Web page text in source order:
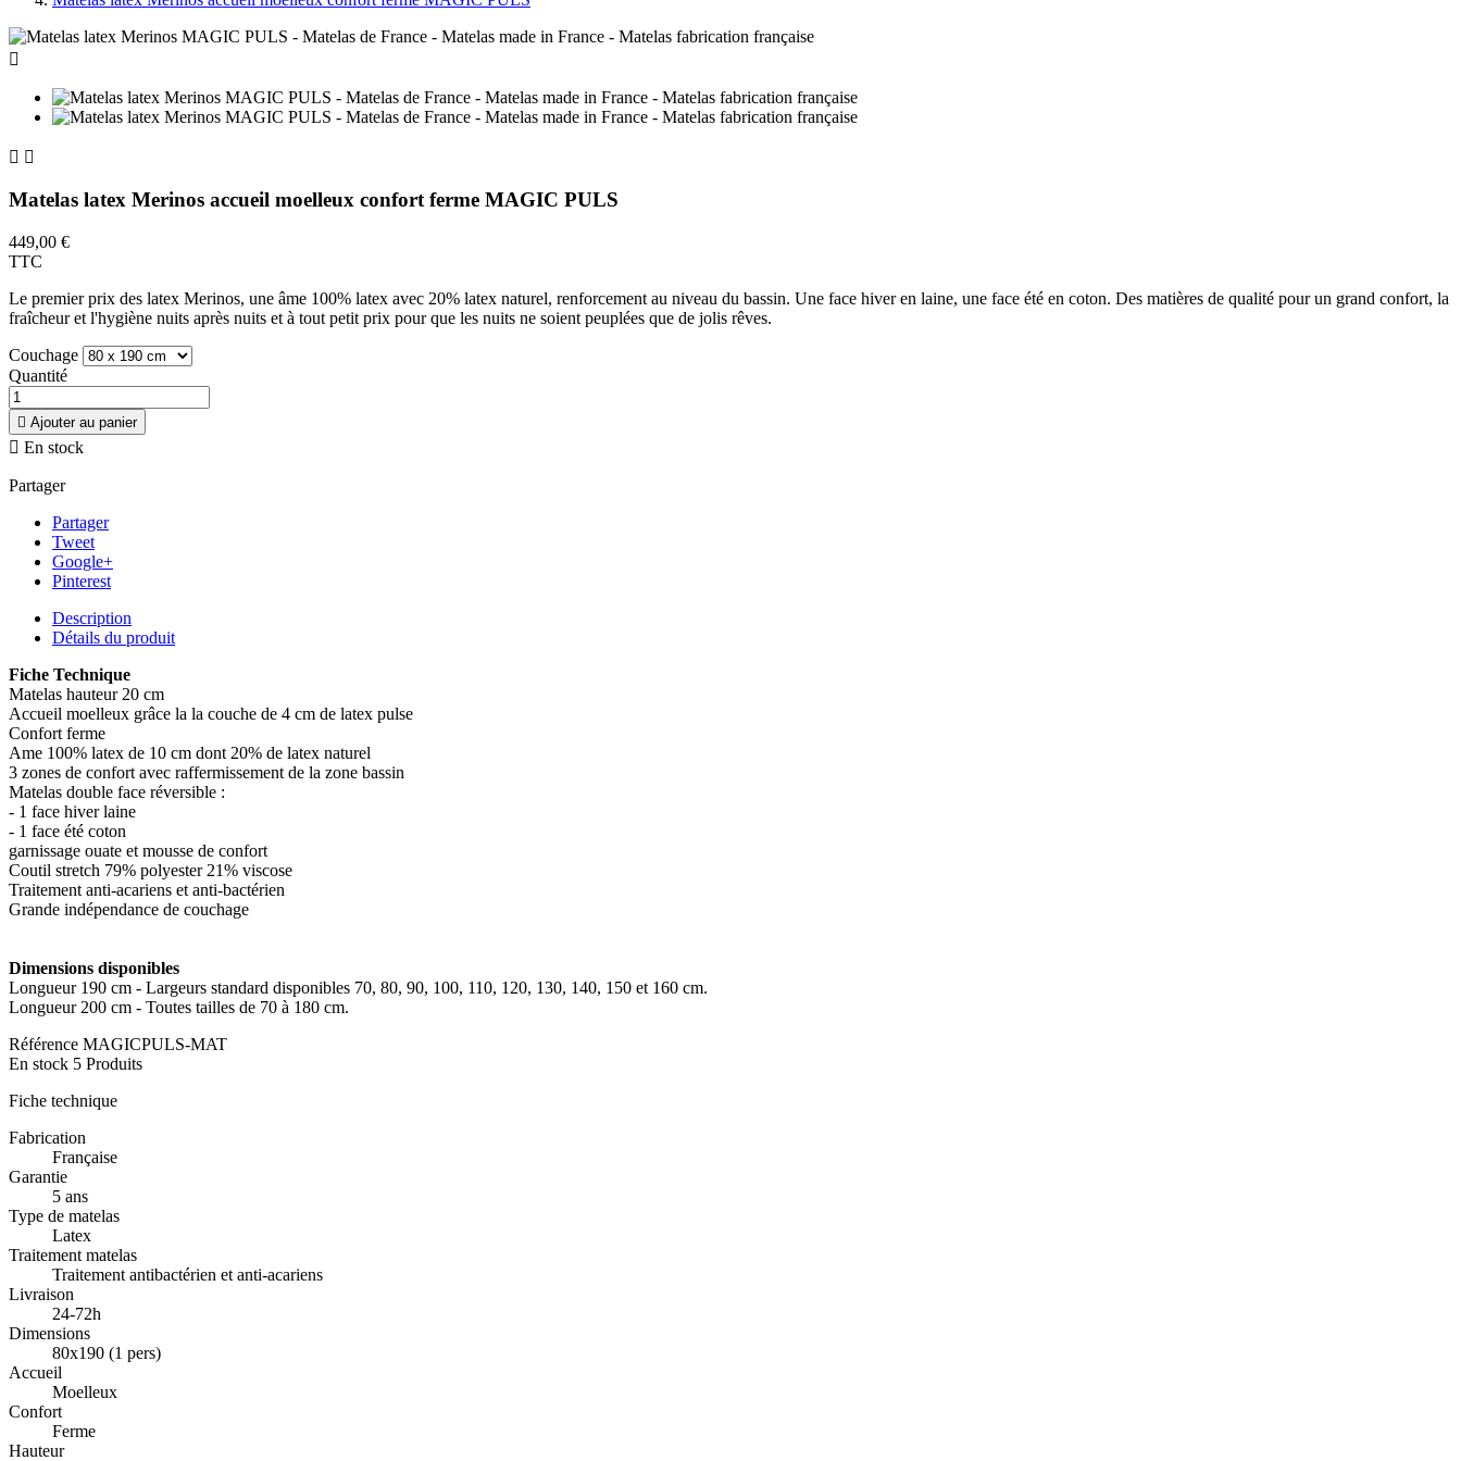

 
Matelas latex Merinos accueil moelleux confort ferme MAGIC PULS
449,00 €
TTC
Le premier prix des latex Merinos, une âme 100% latex avec 20% latex naturel, renforcement au niveau du bassin. Une face hiver en laine, une face été en coton. Des matières de qualité pour un grand confort, la
fraîcheur et l'hygiène nuits après nuits et à tout petit prix pour que les nuits ne soient peuplées que de jolis rêves.
Couchage
Quantité
 Ajouter au panier
 En stock
Partager
Partager
Tweet
Google+
Pinterest
Description
Détails du produit
Fiche Technique
Matelas hauteur 20 cm
Accueil moelleux grâce la la couche de 4 cm de latex pulse
Confort ferme
Ame 100% latex de 10 cm dont 20% de latex naturel
3 zones de confort avec raffermissement de la zone bassin
Matelas double face réversible :
- 1 face hiver laine
- 1 face été coton
garnissage ouate et mousse de confort
Coutil stretch 79% polyester 21% viscose
Traitement anti-acariens et anti-bactérien
Grande indépendance de couchage
Dimensions disponibles
Longueur 190 cm - Largeurs standard disponibles 70, 80, 90, 100, 110, 120, 130, 140, 150 et 160 cm.
Longueur 200 cm - Toutes tailles de 70 à 180 cm.
Référence MAGICPULS-MAT
En stock 5 Produits
Fiche technique
Fabrication
Française
Garantie
5 ans
Type de matelas
Latex
Traitement matelas
Traitement antibactérien et anti-acariens
Livraison
24-72h
Dimensions
80x190 (1 pers)
Accueil
Moelleux
Confort
Ferme
Hauteur